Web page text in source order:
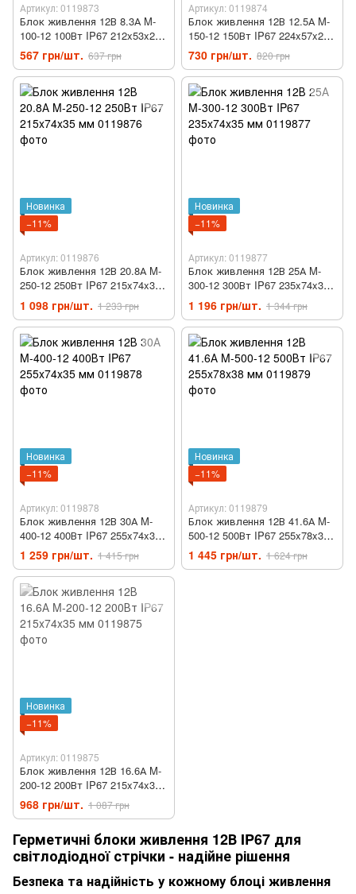
Артикул: 0119873
Блок живлення 12В 8.3А M-
100-12 100Вт IP67 212x53x21
мм
567 грн/шт. 637 грн
Артикул: 0119874
Блок живлення 12В 12.5А M-
150-12 150Вт IP67 224x57x24
мм
730 грн/шт. 820 грн
Новинка
−11%
Артикул: 0119876
Блок живлення 12В 20.8А M-
250-12 250Вт IP67 215x74x35
мм
1 098 грн/шт. 1 233 грн
Новинка
−11%
Артикул: 0119877
Блок живлення 12В 25А M-
300-12 300Вт IP67 235x74x35
мм
1 196 грн/шт. 1 344 грн
Новинка
−11%
Артикул: 0119878
Блок живлення 12В 30А M-
400-12 400Вт IP67 255x74x35
мм
1 259 грн/шт. 1 415 грн
Новинка
−11%
Артикул: 0119879
Блок живлення 12В 41.6А M-
500-12 500Вт IP67 255x78x38
мм
1 445 грн/шт. 1 624 грн
Новинка
−11%
Артикул: 0119875
Блок живлення 12В 16.6А M-
200-12 200Вт IP67 215x74x35
мм
968 грн/шт. 1 087 грн
Герметичні блоки живлення 12В IP67 для
світлодіодної стрічки - надійне рішення
Безпека та надійність у кожному блоці живлення